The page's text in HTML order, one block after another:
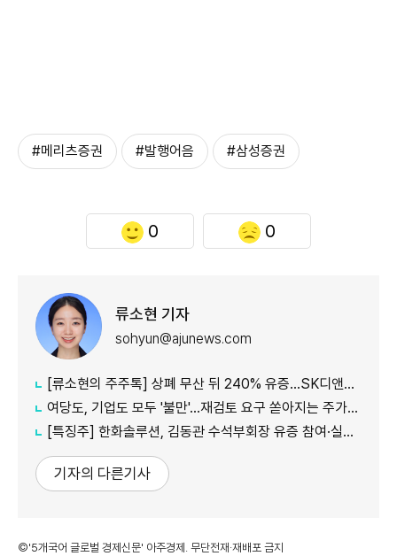
#메리츠증권 #발행어음 #삼성증권
0 0
류소현 기자
sohyun@ajunews.com
[류소현의 주주톡] 상폐 무산 뒤 240% 유증…SK디앤디는 주주를 설득했나?
여당도, 기업도 모두 '불만'...재검토 요구 쏟아지는 주가누르기 방지 세제개편안
[특징주] 한화솔루션, 김동관 수석부회장 유증 참여·실적 개선 기대에 16% 강세
기자의 다른기사
©'5개국어 글로벌 경제신문' 아주경제. 무단전재·재배포 금지